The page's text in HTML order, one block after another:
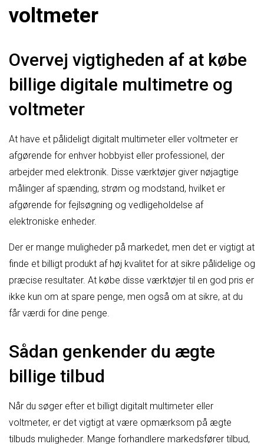
voltmeter
Overvej vigtigheden af at købe
billige digitale multimetre og
voltmeter
At have et pålideligt digitalt multimeter eller voltmeter er
afgørende for enhver hobbyist eller professionel, der
arbejder med elektronik. Disse værktøjer giver nøjagtige
målinger af spænding, strøm og modstand, hvilket er
afgørende for fejlsøgning og vedligeholdelse af
elektroniske enheder.
Der er mange muligheder på markedet, men det er vigtigt at
finde et billigt produkt af høj kvalitet for at sikre pålidelige og
præcise resultater. At købe disse værktøjer til en god pris er
ikke kun om at spare penge, men også om at sikre, at du
får værdi for dine penge.
Sådan genkender du ægte
billige tilbud
Når du søger efter et billigt digitalt multimeter eller
voltmeter, er det vigtigt at være opmærksom på ægte
tilbuds muligheder. Mange forhandlere markedsfører tilbud,